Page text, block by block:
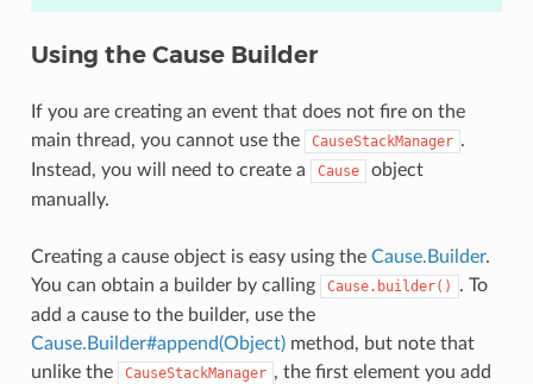
Using the Cause Builder
If you are creating an event that does not fire on the
main thread, you cannot use the
CauseStackManager .
Instead, you will need to create a
Cause
object
manually.
Creating a cause object is easy using the Cause.Builder.
You can obtain a builder by calling
Cause.builder()
. To
add a cause to the builder, use the
Cause.Builder#append(Object)method, but note that
unlike the
CauseStackManager , the first element you add